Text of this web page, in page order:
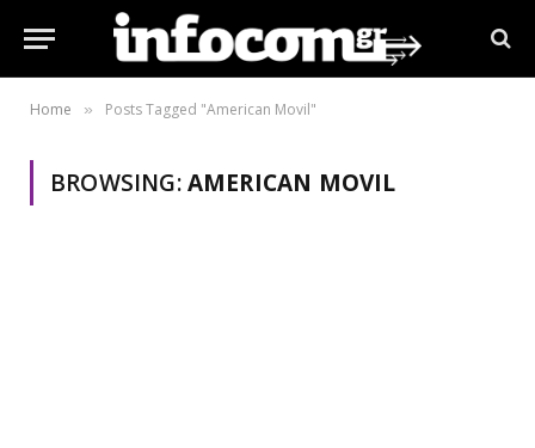
Home » Posts Tagged "American Movil"
BROWSING:AMERICAN MOVIL